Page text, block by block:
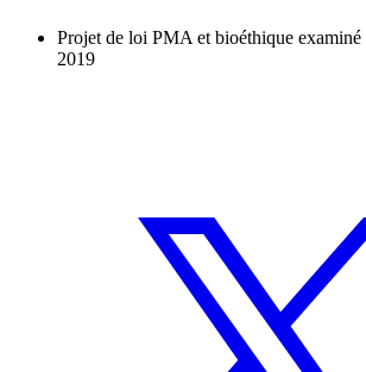
Projet de loi PMA et bioéthique examiné
2019